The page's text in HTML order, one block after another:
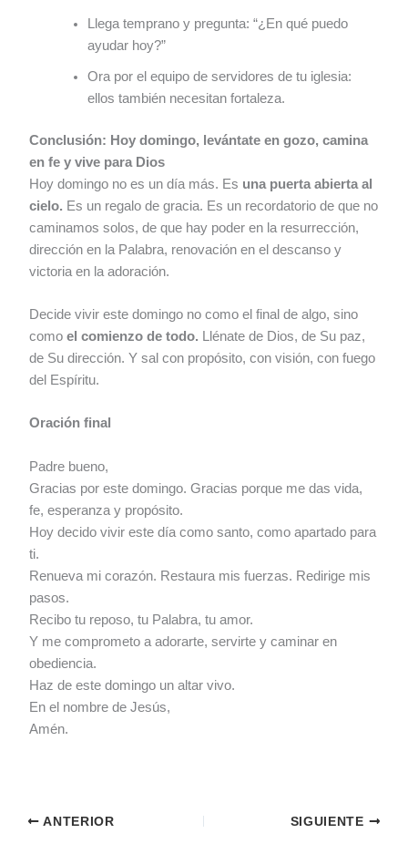
Llega temprano y pregunta: “¿En qué puedo
ayudar hoy?”
Ora por el equipo de servidores de tu iglesia:
ellos también necesitan fortaleza.
Conclusión: Hoy domingo, levántate en gozo, camina
en fe y vive para Dios
Hoy domingo no es un día más. Es una puerta abierta al
cielo. Es un regalo de gracia. Es un recordatorio de que no
caminamos solos, de que hay poder en la resurrección,
dirección en la Palabra, renovación en el descanso y
victoria en la adoración.
Decide vivir este domingo no como el final de algo, sino
comoel comienzo de todo. Llénate de Dios, de Su paz,
de Su dirección. Y sal con propósito, con visión, con fuego
del Espíritu.
Oración final
Padre bueno,
Gracias por este domingo. Gracias porque me das vida,
fe, esperanza y propósito.
Hoy decido vivir este día como santo, como apartado para
ti.
Renueva mi corazón. Restaura mis fuerzas. Redirige mis
pasos.
Recibo tu reposo, tu Palabra, tu amor.
Y me comprometo a adorarte, servirte y caminar en
obediencia.
Haz de este domingo un altar vivo.
En el nombre de Jesús,
Amén.
ANTERIOR SIGUIENTE